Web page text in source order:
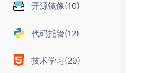
开源镜像(10)
代码托管(12)
技术学习(29)